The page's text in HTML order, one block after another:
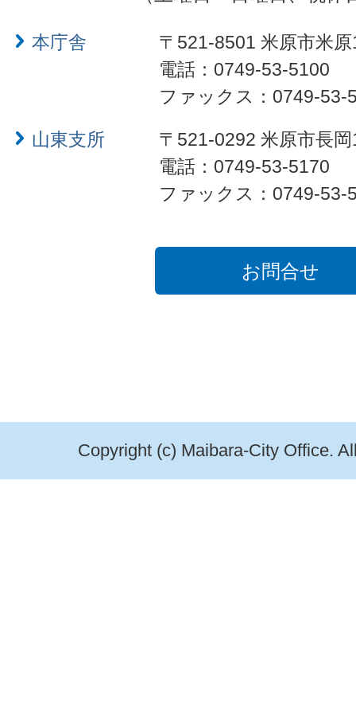
本庁舎
〒521-8501 米原市米
電話：0749-53-5100
ファックス：0749-53-
山東支所
〒521-0292 米原市長
電話：0749-53-5170
ファックス：0749-53-
お問合せ
Copyright (c) Maibara-City Office.